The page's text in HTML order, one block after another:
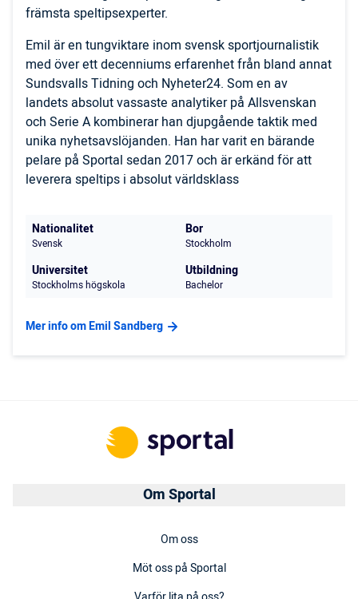
främsta speltipsexperter.
Emil är en tungviktare inom svensk sportjournalistik
med över ett decenniums erfarenhet från bland annat
Sundsvalls Tidning och Nyheter24. Som en av
landets absolut vassaste analytiker på Allsvenskan
och Serie A kombinerar han djupgående taktik med
unika nyhetsavslöjanden. Han har varit en bärande
pelare på Sportal sedan 2017 och är erkänd för att
leverera speltips i absolut världsklass
Nationalitet
Svensk
Bor
Stockholm
Universitet
Stockholms högskola
Utbildning
Bachelor
Mer info om Emil Sandberg
Om Sportal
Om oss
Möt oss på Sportal